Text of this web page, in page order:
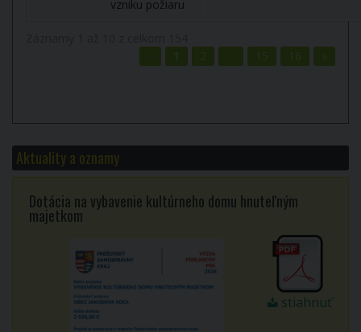
vzniku požiaru
1 2 15 16
Aktuality a oznamy
Dotácia na vybavenie kultúrneho domu hnuteľným
majetkom
stiahnuť